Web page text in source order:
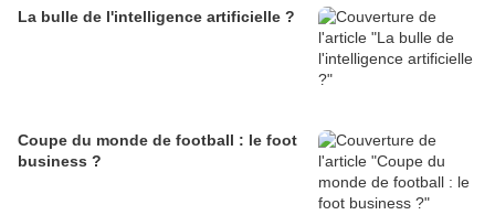
La bulle de l'intelligence artificielle ?
Coupe du monde de football : le foot
business ?